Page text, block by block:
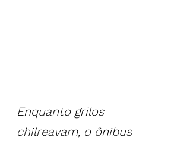
Enquanto grilos
chilreavam, o ônibus